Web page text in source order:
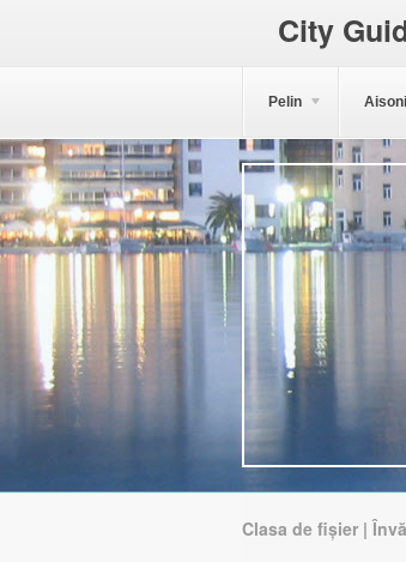
City
Pelin
Clasa de fișier |